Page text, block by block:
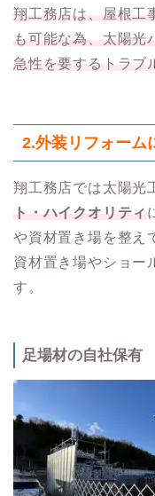
翔工務店は、屋根工
も可能な為、太陽光
急性を要するトラブ
2.外装リフォーム
翔工務店では太陽光
ト・ハイクオリティ
や資材置き場を整え
資材置き場やショー
す。
足場材の自社保有